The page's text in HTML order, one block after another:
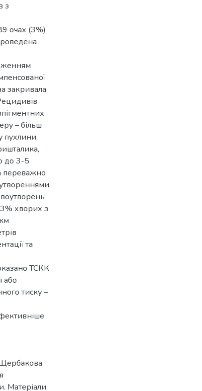
з
очах (3%)
закривала
– більш
пухлини,
до 3-5
переважно
хворих з
та
ТСКК
або
тиску –
Матеріали